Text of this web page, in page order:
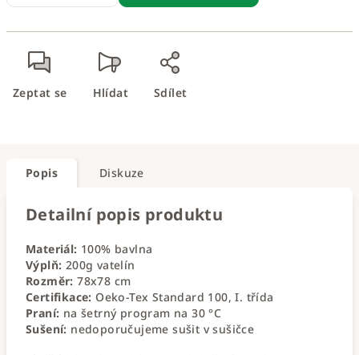
Zeptat se Hlídat Sdílet
Popis Diskuze
Detailní popis produktu
Materiál: 100% bavlna
Výplň: 200g vatelín
Rozměr: 78x78 cm
Certifikace: Oeko-Tex Standard 100, I. třída
Praní: na šetrný program na 30 °C
Sušení: nedoporučujeme sušit v sušičce